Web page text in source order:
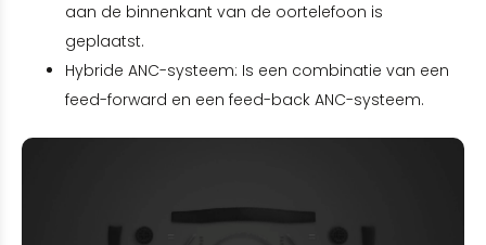
aan de binnenkant van de oortelefoon is
geplaatst.
Hybride ANC-systeem: Is een combinatie van een
feed-forward en een feed-back ANC-systeem.